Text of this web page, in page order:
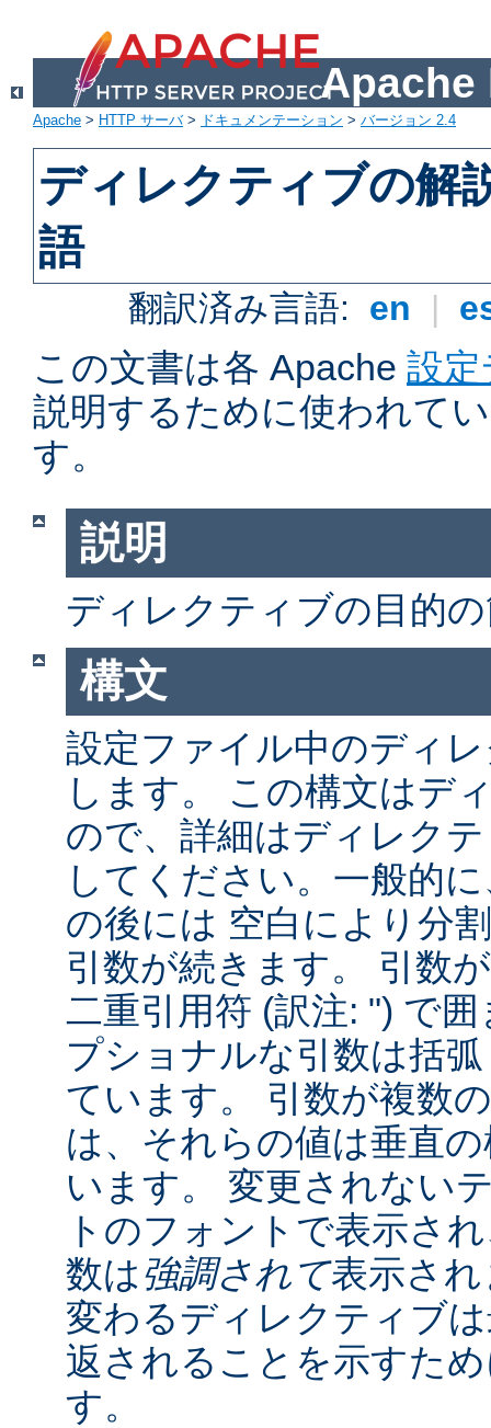
Apache
Apache > HTTP サーバ> ドキュメンテーション > バージョン 2.4
ディレクティブの解
語
翻訳済み言語: en |
この文書は各 Apache 設
説明するために使われて
す。
説明
ディレクティブの目的
構文
設定ファイル中のディ
します。 この構文はデ
ので、詳細はディレク
してください。一般的
の後には 空白により分
引数が続きます。 引数
二重引用符 (訳注: ") で
プショナルな引数は括
ています。 引数が複数
は、それらの値は垂直
います。 変更されない
トのフォントで表示さ
数は強調されて表示さ
変わるディレクティブ
返されることを示すた
す。